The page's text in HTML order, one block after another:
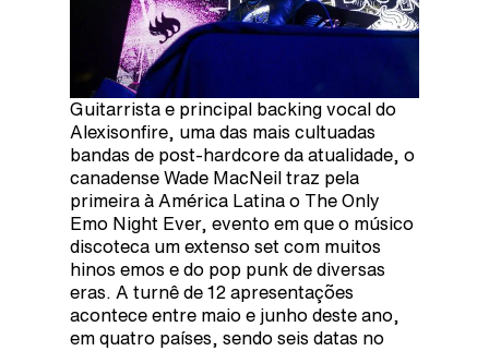
Guitarrista e principal backing vocal do
Alexisonfire, uma das mais cultuadas
bandas de post-hardcore da atualidade, o
canadense Wade MacNeil traz pela
primeira à América Latina o The Only
Emo Night Ever, evento em que o músico
discoteca um extenso set com muitos
hinos emos e do pop punk de diversas
eras. A turnê de 12 apresentações
acontece entre maio e junho deste ano,
em quatro países, sendo seis datas no